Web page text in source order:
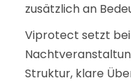
zusätzlich an
Viprotect setzt
Struktur, klare